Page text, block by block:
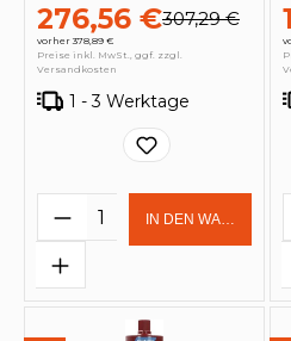
276,56 €307,29 €
vorher 378,89 €
Preise inkl. MwSt., ggf. zzgl.
Versandkosten
1 - 3 Werktage
Produkt Anzahl:
IN DEN WARENKORB